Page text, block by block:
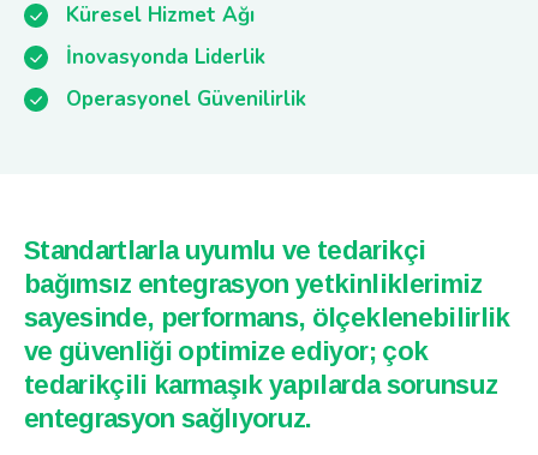
Küresel Hizmet Ağı
İnovasyonda Liderlik
Operasyonel Güvenilirlik
Standartlarla uyumlu ve tedarikçi
bağımsız entegrasyon yetkinliklerimiz
sayesinde, performans, ölçeklenebilirlik
ve güvenliği optimize ediyor; çok
tedarikçili karmaşık yapılarda sorunsuz
entegrasyon sağlıyoruz.